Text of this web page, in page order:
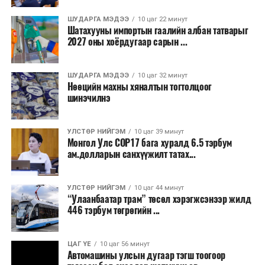
секундэд 4-9 метр. 25-27 хэм дулаан
байна.
2026 оны наймдугаар сарын 07-ноос
2026 оны наймдугаар сарын 11-нийг хүртэлх
цаг агаарын урьдчилсан төлөв
Наймдугаар сарын 7-нд баруун болон төвийн
аймгуудын нутгийн хойд хэсгээр, 8-нд баруун
аймгуудын нутгийн хойд хэсэг, төвийн
аймгуудын нутгийн зарим газраар, 9-нд баруун
аймгуудын нутгийн зүүн, говийн аймгуудын
нутгийн хойд, зүүн аймгуудын нутгийн баруун
хэсэг, төвийн аймгуудын ихэнх нутгаар, 10-нд
төв, зүүн, говийн аймгуудын ихэнх нутгаар
бороо, дуу цахилгаантай аадар бороо орно. Салхи
ихэнх хугацаанд секундэд 5-10 метр, 9-нд
Алтайн салбар уулс, Арц-Богдын өвөр
ШУДАРГА МЭДЭЭ 10 цаг 22 минут
Шатахууны импортын гаалийн албан татварыг
2027 оны хоёрдугаар сарын ...
ШУДАРГА МЭДЭЭ 10 цаг 32 минут
Нөөцийн махны хяналтын тогтолцоог
шинэчилнэ
УЛСТӨР НИЙГЭМ 10 цаг 39 минут
Монгол Улс COP17 бага хуралд 6.5 тэрбум
ам.долларын санхүүжилт татах...
УЛСТӨР НИЙГЭМ 10 цаг 44 минут
“Улаанбаатар трам” төсөл хэрэгжсэнээр жилд
446 тэрбум төгрөгийн ...
ЦАГ ҮЕ 10 цаг 56 минут
Автомашины улсын дугаар тэгш тоогоор